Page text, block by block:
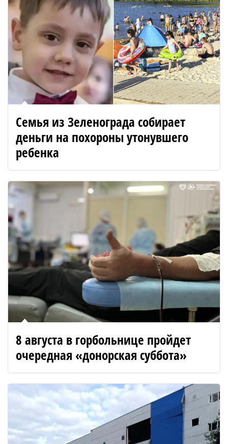
Семья из Зеленограда собирает
деньги на похороны утонувшего
ребенка
8 августа в горбольнице пройдет
очередная «донорская суббота»